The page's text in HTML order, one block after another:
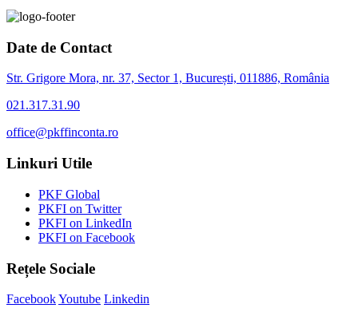
Date de Contact
Str. Grigore Mora, nr. 37, Sector 1, București, 011886, România
021.317.31.90
office@pkffinconta.ro
Linkuri Utile
PKF Global
PKFI on Twitter
PKFI on LinkedIn
PKFI on Facebook
Rețele Sociale
FacebookYoutube Linkedin